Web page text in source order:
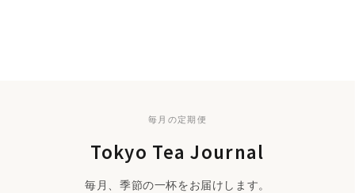
味期限保証60日)／お茶菓
味期限保証30日)
毎月の定期便
Tokyo Tea Journal
毎月、季節の一杯をお届けします。